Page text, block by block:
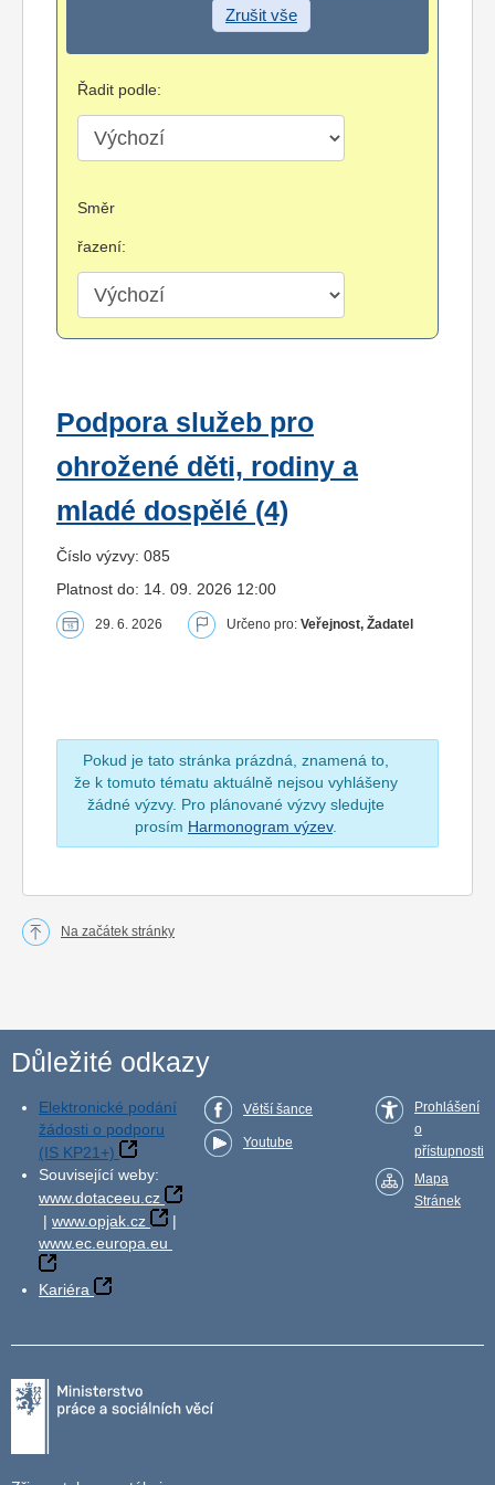
Zrušit vše
Řadit podle:
Směr
řazení:
Podpora služeb pro
ohrožené děti, rodiny a
mladé dospělé (4)
Číslo výzvy: 085
Platnost do: 14. 09. 2026 12:00
29. 6. 2026 Určeno pro: Veřejnost, Žadatel
Pokud je tato stránka prázdná, znamená to,
že k tomuto tématu aktuálně nejsou vyhlášeny
žádné výzvy. Pro plánované výzvy sledujte
prosím Harmonogram výzev.
Na začátek stránky
Důležité odkazy
Elektronické podání
žádosti o podporu
(IS KP21+)
Související weby:
www.dotaceeu.cz
| www.opjak.cz
|
www.ec.europa.eu
Kariéra
Větší šance
Youtube
Prohlášení
o
přístupnosti
Mapa
Stránek